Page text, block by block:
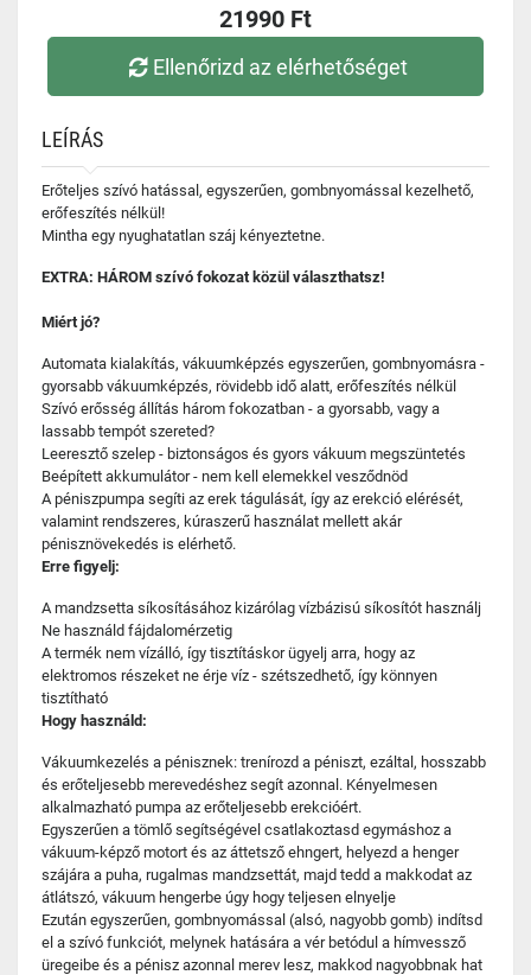
21990 Ft
Ellenőrizd az elérhetőséget
LEÍRÁS
Erőteljes szívó hatással, egyszerűen, gombnyomással kezelhető,
erőfeszítés nélkül!
Mintha egy nyughatatlan száj kényeztetne.
EXTRA: HÁROM szívó fokozat közül választhatsz!
Miért jó?
Automata kialakítás, vákuumképzés egyszerűen, gombnyomásra -
gyorsabb vákuumképzés, rövidebb idő alatt, erőfeszítés nélkül
Szívó erősség állítás három fokozatban - a gyorsabb, vagy a
lassabb tempót szereted?
Leeresztő szelep - biztonságos és gyors vákuum megszüntetés
Beépített akkumulátor - nem kell elemekkel vesződnöd
A péniszpumpa segíti az erek tágulását, így az erekció elérését,
valamint rendszeres, kúraszerű használat mellett akár
pénisznövekedés is elérhető.
Erre figyelj:
A mandzsetta síkosításához kizárólag vízbázisú síkosítót használj
Ne használd fájdalomérzetig
A termék nem vízálló, így tisztításkor ügyelj arra, hogy az
elektromos részeket ne érje víz - szétszedhető, így könnyen
tisztítható
Hogy használd:
Vákuumkezelés a pénisznek: trenírozd a péniszt, ezáltal, hosszabb
és erőteljesebb merevedéshez segít azonnal. Kényelmesen
alkalmazható pumpa az erőteljesebb erekcióért.
Egyszerűen a tömlő segítségével csatlakoztasd egymáshoz a
vákuum-képző motort és az áttetsző ehngert, helyezd a henger
szájára a puha, rugalmas mandzsettát, majd tedd a makkodat az
átlátszó, vákuum hengerbe úgy hogy teljesen elnyelje
Ezután egyszerűen, gombnyomással (alsó, nagyobb gomb) indítsd
el a szívó funkciót, melynek hatására a vér betódul a hímvessző
üregeibe és a pénisz azonnal merev lesz, makkod nagyobbnak hat